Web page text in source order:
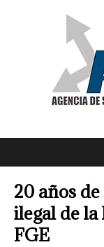
20 años
ilegal de
FGE